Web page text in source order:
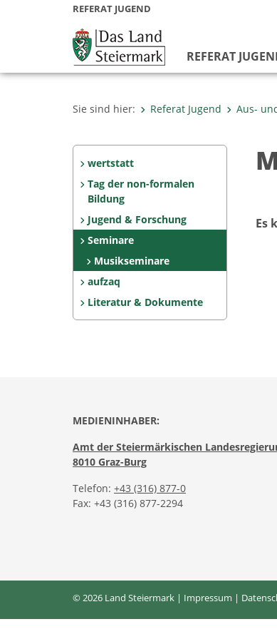
REFERAT JUGEND
REFERAT
Sie sind hier: Referat Jugend Aus-
wertstatt
Tag der non-formalen
Bildung
Jugend & Forschung
Seminare
Musikseminare
aufzaq
Literatur & Dokumente
Es
MEDIENINHABER:
Amt der Steiermärkischen
8010 Graz-Burg
Telefon: +43 (316) 877-0
Fax: +43 (316) 877-2294
© 2026 Land Steiermark | Impressum |